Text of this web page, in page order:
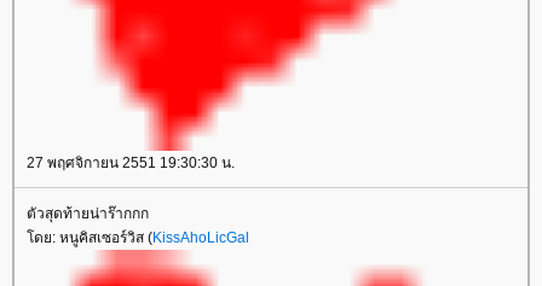
27 พฤศจิกายน 2551 19:30:30 น.
ตัวสุดท้ายน่าร๊ากกก
ดย: หนูคิสเซอร์วิส (KissAhoLicGal